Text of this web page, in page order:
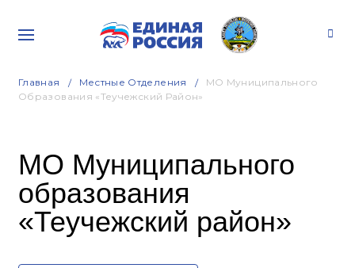
Главная Местные Отделения
МО Муниципального
Образования «Теучежский Район»
МО Муниципального
образования
«Теучежский район»